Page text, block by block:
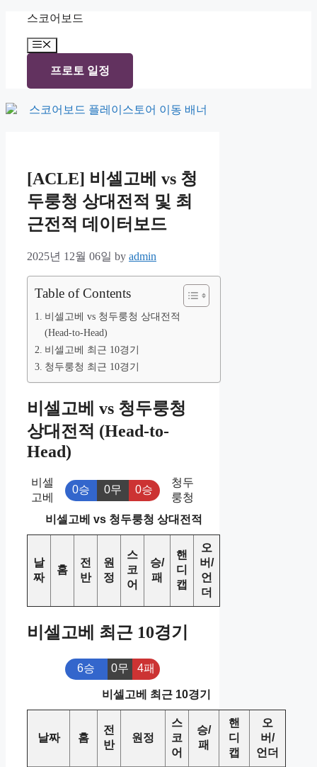
content
스코어보드
Menu
프로토 일정
[ACLE] 비셀고베 vs 청
두룽청 상대전적 및 최
근전적 데이터보드
2025년 12월 06일 by admin
Table of Contents
비셀고베 vs 청두룽청 상대전적
(Head-to-Head)
비셀고베 최근 10경기
청두룽청 최근 10경기
비셀고베 vs 청두룽청
상대전적 (Head-to-
Head)
비셀
고베
0승 0무 0승
청두
룽청
비셀고베 vs 청두룽청 상대전적
날
짜
홈
전
반
원
정
스
코
어
승/
패
핸
디
캡
오
버/
언
더
비셀고베 최근 10경기
6승 0무 4패
비셀고베 최근 10경기
날짜 홈
전
반
원정
스
코
어
승/
패
핸
디
캡
오
버/
언더